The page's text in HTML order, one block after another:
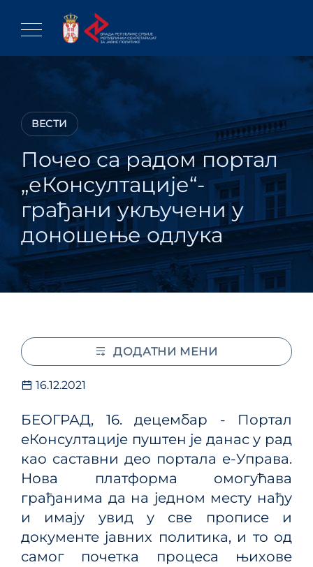
content
ВЕСТИ
Почео са радом портал
„еКонсултације“-
грађани укључени у
доношење одлука
16.12.2021
БЕОГРАД, 16. децембар - Портал
еКонсултације пуштен је данас у рад
као саставни део портала е-Управа.
Нова платформа омогућава
грађанима да на једном месту нађу
и имају увид у све прописе и
документе јавних политика, и то од
самог почетка процеса њихове
ДОДАТНИ МЕНИ